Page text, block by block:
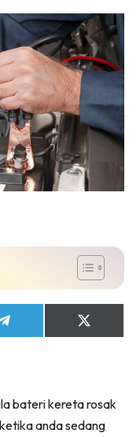
Share
on
Share
on
bateri kereta rosak
anda sedang